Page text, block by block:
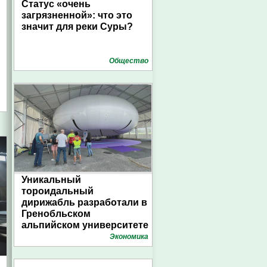
Статус «очень
загрязненной»: что это
значит для реки Суры?
Общество
Уникальный
тороидальный
дирижабль разработали в
Гренобльском
альпийском университете
Экономика